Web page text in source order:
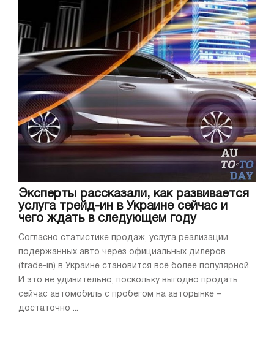
Эксперты рассказали, как развивается
услуга трейд-ин в Украине сейчас и
чего ждать в следующем году
Согласно статистике продаж, услуга реализации
подержанных авто через официальных дилеров
(trade-in) в Украине становится всё более популярной.
И это не удивительно, поскольку выгодно продать
сейчас автомобиль с пробегом на авторынке –
достаточно ...